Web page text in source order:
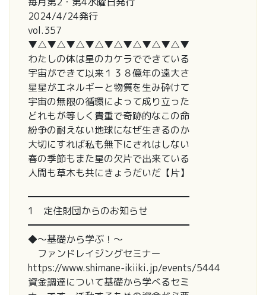
2024/4/24発行
vol.357
▼△▼△▼△▼△▼△▼△▼△▼△▼
わたしの体は星のカケラでできている
宇宙ができて以来１３８億年の遠大さ
星星がエネルギーと物質を生み砕けて
宇宙の無限の循環によって成り立った
どれもが等しく貴重で奇跡的なこの命
紛争の耐えない地球になぜ生きるのか
大切にすれば私も無下にされはしない
春の季節もまた星の欠片で出来ている
人間も草木も共にきょうだいだ【片】
━━━━━━━━━━━━━━━━━
1 定住財団からのお知らせ
━━━━━━━━━━━━━━━━━
◆～基礎から学ぶ！～
ファンドレイジングセミナー
https://www.shimane-ikiiki.jp/events/5444
資金調達について基礎から学べるセミ